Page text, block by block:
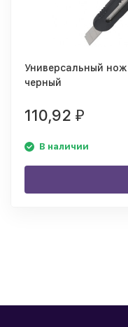
Универсальный
черный
110,92 ₽
В наличии